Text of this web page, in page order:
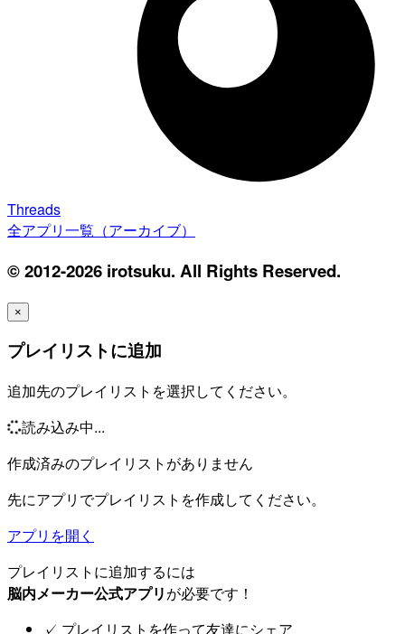
Threads
全アプリ一覧（アーカイブ）
© 2012-2026 irotsuku. All Rights Reserved.
×
プレイリストに追加
追加先のプレイリストを選択してください。
読み込み中...
作成済みのプレイリストがありません
先にアプリでプレイリストを作成してください。
アプリを開く
プレイリストに追加するには
脳内メーカー公式アプリが必要です！
✓ プレイリストを作って友達にシェア